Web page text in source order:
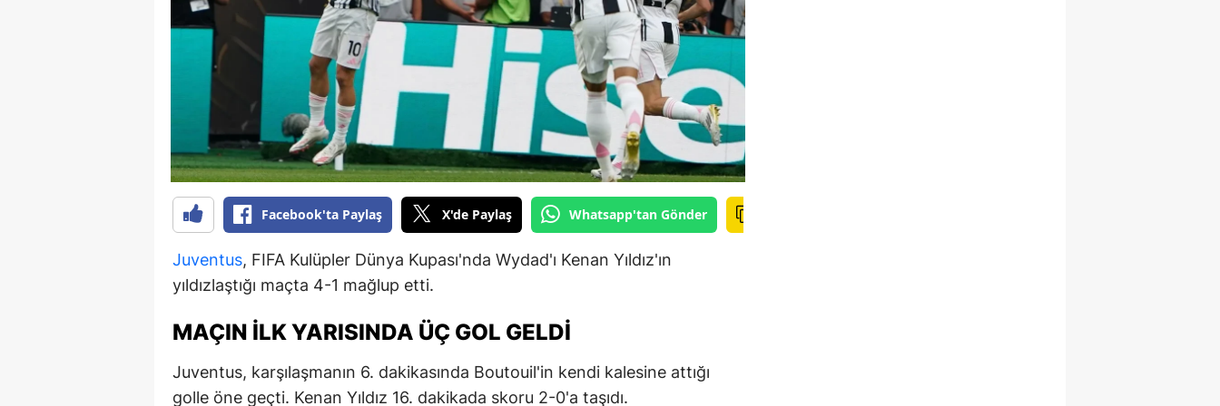
Bilecik
Bingöl
Bitlis
Bolu
Burdur
Bursa
Çankırı
Çorum
Diyarbakır
Facebook'ta Paylaş X'de Paylaş Whatsapp'tan Gönder
Juventus, FIFA Kulüpler Dünya Kupası'nda Wydad'ı Kenan Yıldız'ın
yıldızlaştığı maçta 4-1 mağlup etti.
MAÇIN İLK YARISINDA ÜÇ GOL GELDI
Juventus, karşılaşmanın 6. dakikasında Boutouil'in kendi kalesine attığı
golle öne geçti. Kenan Yıldız 16. dakikada skoru 2-0'a taşıdı.